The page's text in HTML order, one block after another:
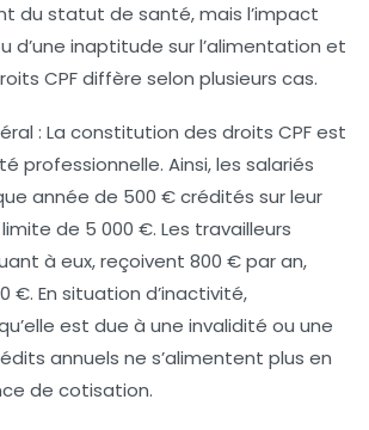
du statut de santé, mais l’impact
d’une inaptitude sur l’alimentation et
CPF diffère selon plusieurs cas.
: La constitution des droits CPF est
professionnelle. Ainsi, les salariés
année de 500 € crédités sur leur
de 5 000 €. Les travailleurs
à eux, reçoivent 800 € par an,
€. En situation d’inactivité,
est due à une invalidité ou une
annuels ne s’alimentent plus en
de cotisation.